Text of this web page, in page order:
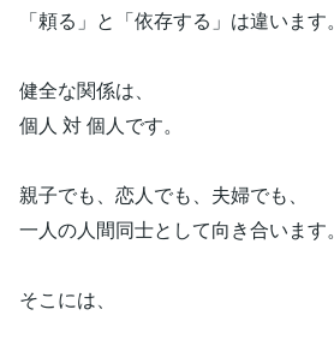
「頼る」と「依存する」は違います。
健全な関係は、
個人 対 個人です。
親子でも、恋人でも、夫婦でも、
一人の人間同士として向き合います。
そこには、